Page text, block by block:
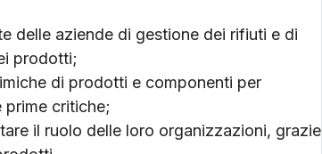
delle aziende di gestione dei rifiuti e di
prodotti;
di prodotti e componenti per
prime critiche;
il ruolo delle loro organizzazioni, grazie